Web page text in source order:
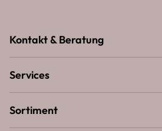
Kontakt & Beratung
Services
Sortiment